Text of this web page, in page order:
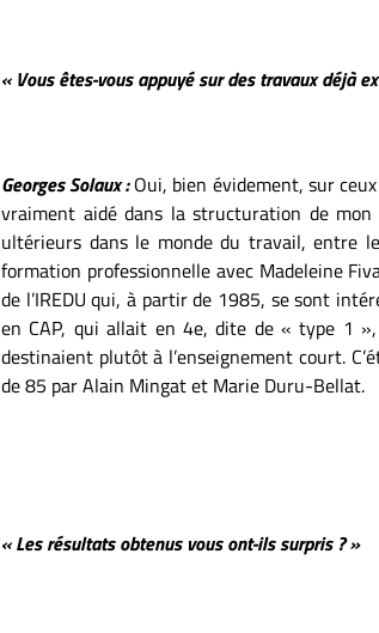
« Vous êtes-vous appuyé sur des travaux déjà
Georges Solaux :Oui, bien évidement, sur
vraiment aidé dans la structuration de
ultérieurs dans le monde du travail, entre
formation professionnelle avec Madeleine
de l’IREDU qui, à partir de 1985, se sont
en CAP, qui allait en 4e, dite de « type 1
destinaient plutôt à l’enseignement court.
de 85 par Alain Mingat et Marie Duru-Bellat.
« Les résultats obtenus vous ont-ils surpris ? »